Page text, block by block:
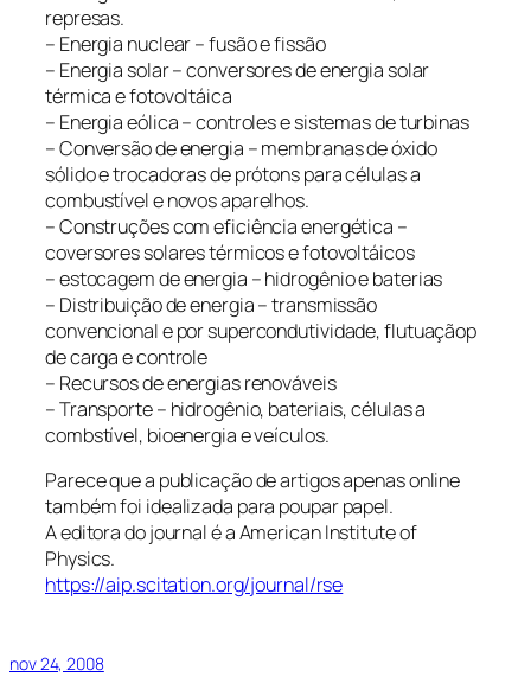
represas.
– Energia nuclear – fusão e fissão
– Energia solar – conversores de energia solar
térmica e fotovoltáica
– Energia eólica – controles e sistemas de turbinas
– Conversão de energia – membranas de óxido
sólido e trocadoras de prótons para células a
combustível e novos aparelhos.
– Construções com eficiência energética –
coversores solares térmicos e fotovoltáicos
– estocagem de energia – hidrogênio e baterias
– Distribuição de energia – transmissão
convencional e por supercondutividade, flutuaçãop
de carga e controle
– Recursos de energias renováveis
– Transporte – hidrogênio, bateriais, células a
combstível, bioenergia e veículos.
Parece que a publicação de artigos apenas online
também foi idealizada para poupar papel.
A editora do journal é aAmerican Institute of
Physics.
https://aip.scitation.org/journal/rse
nov 24, 2008